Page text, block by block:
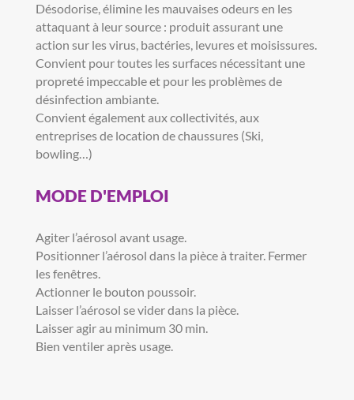
Désodorise, élimine les mauvaises odeurs en les
attaquant à leur source : produit assurant une
action sur les virus, bactéries, levures et moisissures.
Convient pour toutes les surfaces nécessitant une
propreté impeccable et pour les problèmes de
désinfection ambiante.
Convient également aux collectivités, aux
entreprises de location de chaussures (Ski,
bowling…)
MODE D'EMPLOI
Agiter l’aérosol avant usage.
Positionner l’aérosol dans la pièce à traiter. Fermer
les fenêtres.
Actionner le bouton poussoir.
Laisser l’aérosol se vider dans la pièce.
Laisser agir au minimum 30 min.
Bien ventiler après usage.